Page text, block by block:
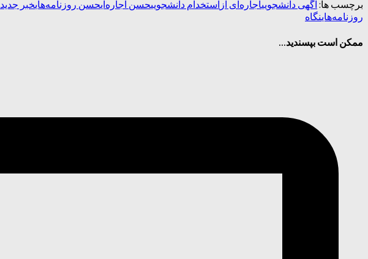
برچسب ها: آگهی دانشجوییاجاره‌ای از استخدام دانشجوییحسن اجاره‌ایحسن روزنامه‌هایخبر جدید
روزنامه‌هاینگاه
ممکن است بپسندید...